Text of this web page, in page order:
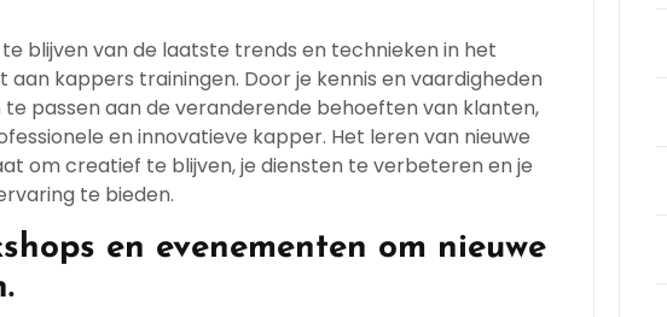
blijven van de laatste trends en technieken in het
kappers trainingen. Door je kennis en vaardigheden
passen aan de veranderende behoeften van klanten,
en innovatieve kapper. Het leren van nieuwe
om creatief te blijven, je diensten te verbeteren en je
te bieden.
en evenementen om nieuwe